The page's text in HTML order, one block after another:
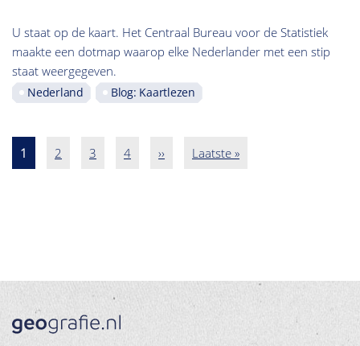
U staat op de kaart. Het Centraal Bureau voor de Statistiek
maakte een dotmap waarop elke Nederlander met een stip
staat weergegeven.
Nederland Blog: Kaartlezen
Paginatie
Pagina
1 Pagina
2 Pagina
3 Pagina
4
Volgende
››
Laatste
Laatste »